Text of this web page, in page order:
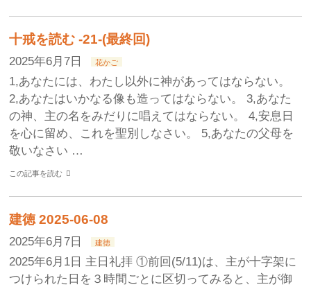
十戒を読む -21-(最終回)
2025年6月7日 花かご
1,あなたには、わたし以外に神があってはならない。
2,あなたはいかなる像も造ってはならない。 3,あなた
の神、主の名をみだりに唱えてはならない。 4,安息日
を心に留め、これを聖別しなさい。 5,あなたの父母を
敬いなさい …
この記事を読む
建徳 2025-06-08
2025年6月7日 建徳
2025年6月1日 主日礼拝 ①前回(5/11)は、主が十字架に
つけられた日を３時間ごとに区切ってみると、主が御